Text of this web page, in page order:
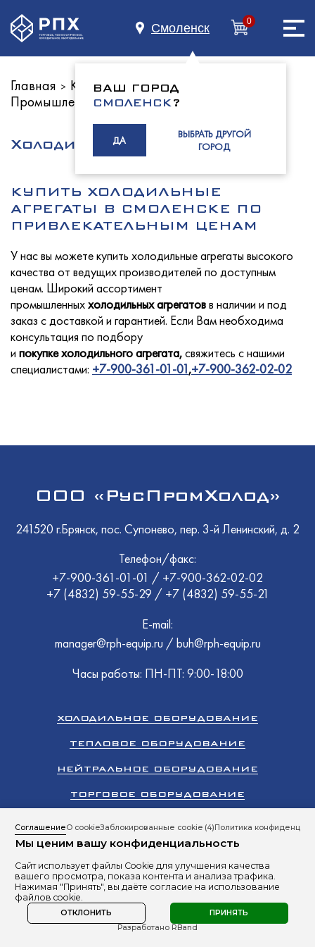
Смоленск
ВАШ ГОРОД
СМОЛЕНСК?
ДА
ВЫБРАТЬ ДРУГОЙ
ГОРОД
0
Главная
О нас
Индустриям
Услуги
Новости
Контакты
СоглашениеО cookieЗаблокированные cookie (4) Политика
Мы ценим вашу конфиденциальность
Сайт использует файлы Cookie для улучшения качества
вашего просмотра, показа контента и анализа трафика.
Нажимая "Принять", вы даёте согласие на использование
файлов cookie.
ПРИНЯТЬ
ОТКЛОНИТЬ
Разработано RBand
Главная > Каталог оборудования
Промышленный холод
Холодильные агрегаты
КУПИТЬ ХОЛОДИЛЬНЫЕ
АГРЕГАТЫ В СМОЛЕНСКЕ ПО
ПРИВЛЕКАТЕЛЬНЫМ ЦЕНАМ
У нас вы можете купить холодильные агрегаты высокого
качества от ведущих производителей по доступным
ценам. Широкий ассортимент
промышленныххолодильныхагрегатовв наличии и под
заказ с доставкой и гарантией. Если Вам необходима
консультация по подбору
и покупкехолодильногоагрегата,свяжитесь с нашими
специалистами: +7-900-361-01-01,+7-900-362-02-02
ООО «РусПромХолод»
241520 г.Брянск, пос. Супонево, пер. 3-й Ленинский, д. 2
Телефон/факс:
+7-900-361-01-01 / +7-900-362-02-02
+7 (4832) 59-55-29 / +7 (4832) 59-55-21
E-mail:
manager@rph-equip.ru / buh@rph-equip.ru
Часы работы: ПН-ПТ: 9:00-18:00
ХОЛОДИЛЬНОЕ ОБОРУДОВАНИЕ
ТЕПЛОВОЕ ОБОРУДОВАНИЕ
НЕЙТРАЛЬНОЕ ОБОРУДОВАНИЕ
ТОРГОВОЕ ОБОРУДОВАНИЕ
ПРОМЫШЛЕННЫЙ ХОЛОД
Все права защищены 2026 © ООО «РусПромХолод»
Сайт разработан студией RBand
Политика в отношении обработки персональных данных